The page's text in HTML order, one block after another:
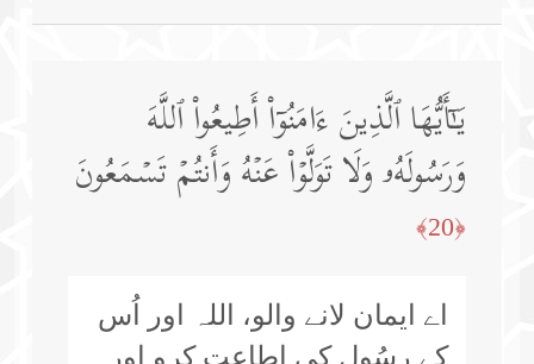
یَـٰۤأَیُّهَا ٱلَّذِینَ ءَامَنُوۤا۟ أَطِیعُوا۟ ٱللَّهَ
وَرَسُولَهُۥ وَلَا تَوَلَّوۡا۟ عَنۡهُ وَأَنتُمۡ تَسۡمَعُونَ
﴿20﴾
اے ایمان لانے والو، اللہ اور اُس
کے رسُول کی اطاعت کرو اور